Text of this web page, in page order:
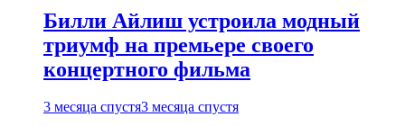
Билли Айлиш устроила модный
триумф на премьере своего
концертного фильма
3 месяца спустя3 месяца спустя